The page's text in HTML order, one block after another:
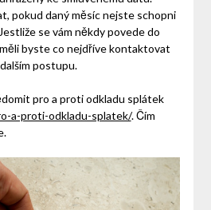
pokud daný měsíc nejste schopni
se vám někdy povede do
byste co nejdříve kontaktovat
postupu.
pro a proti odkladu splátek
a-proti-odkladu-splatek/. Čím